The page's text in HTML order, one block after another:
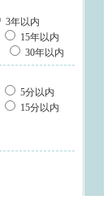
3年以内
15年以内
30年以内
5分以内
15分以内